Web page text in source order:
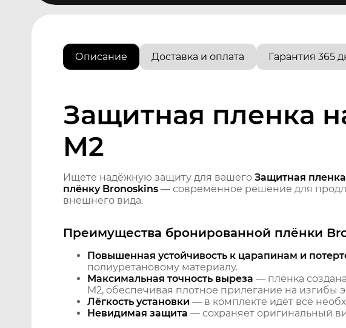
Описание Доставка и оплата Гарантия 365
Защитная пленка
M2
Ищете надёжную защиту для вашего Защитная
плёнку Bronoskins — современное решение для
внешнего вида.
Преимущества бронированной плёнки
Повышенная устойчивость к царапинам и
полиуретановому материалу.
Максимальная точность выреза — плёнка
M2, обеспечивая плотное прилегание на изгибы
Лёгкость установки — в комплекте идёт всё
Невидимая защита — сохраняет оригинальный